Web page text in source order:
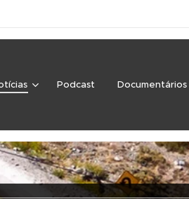
Podcast Documentários